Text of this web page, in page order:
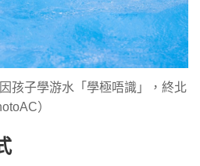
孩子學游水「學極唔識」，終北
）